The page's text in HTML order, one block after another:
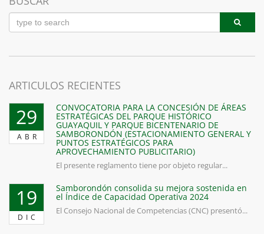
ARTICULOS RECIENTES
29
ABR
CONVOCATORIA PARA LA CONCESIÓN DE ÁREAS
ESTRATÉGICAS DEL PARQUE HISTÓRICO
GUAYAQUIL Y PARQUE BICENTENARIO DE
SAMBORONDÓN (ESTACIONAMIENTO GENERAL Y
PUNTOS ESTRATÉGICOS PARA
APROVECHAMIENTO PUBLICITARIO)
El presente reglamento tiene por objeto regular...
19
DIC
Samborondón consolida su mejora sostenida en
el Índice de Capacidad Operativa 2024
El Consejo Nacional de Competencias (CNC) presentó...